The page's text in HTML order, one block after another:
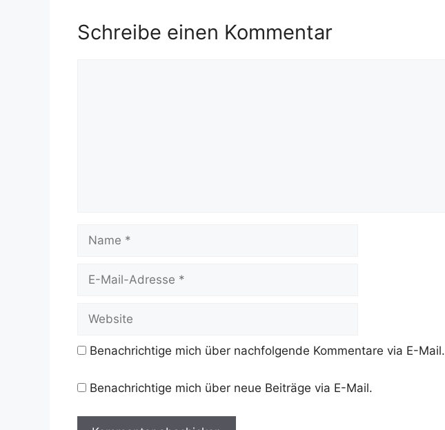
Schreibe einen Kommentar
Name
Website
Benachrichtige mich über nachfolgende Kommentare via E-Mail.
Benachrichtige mich über neue Beiträge via E-Mail.